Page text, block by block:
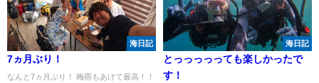
海日記
7ヵ月ぶり！
なんと7ヵ月ぶり！ 梅雨もあけて最高！！
海日記
とっっっっっても楽しかったで
す！